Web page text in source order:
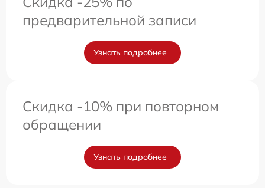
предварительной записи
Узнать подробнее
Скидка -10% при повторном
обращении
Узнать подробнее